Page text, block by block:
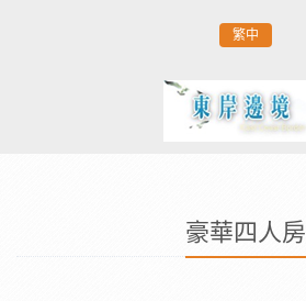
繁中
豪華四人房